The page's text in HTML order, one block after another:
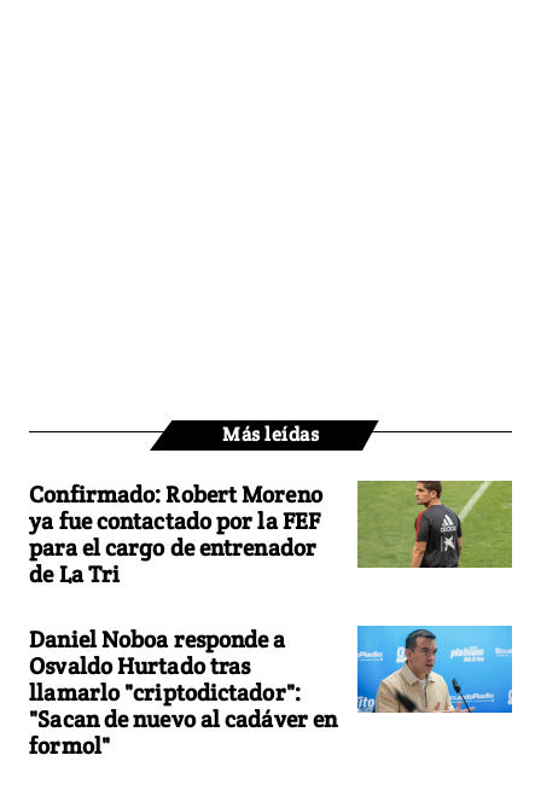
Más leídas
Confirmado: Robert Moreno
ya fue contactado por la FEF
para el cargo de entrenador
de La Tri
Daniel Noboa responde a
Osvaldo Hurtado tras
llamarlo "criptodictador":
"Sacan de nuevo al cadáver en
formol"